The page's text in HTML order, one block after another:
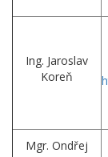
Ing. Jaroslav
Koreň
Mgr. Ondřej